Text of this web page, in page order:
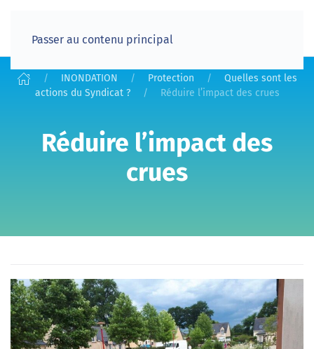
Passer au contenu principal
INONDATION Protection
Quelles sont les
actions du Syndicat ?
Réduire l’impact des crues
Réduire l’impact des
crues